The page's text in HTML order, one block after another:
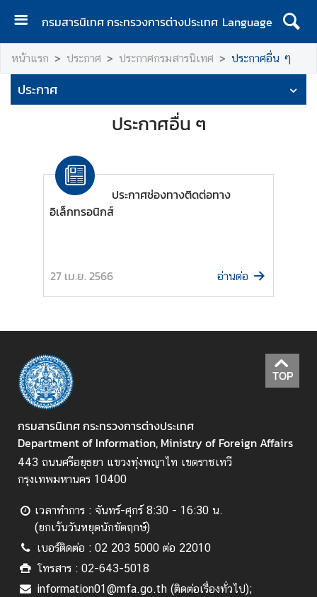
กรมสารนิเทศ กระทรวงการต่างประเทศ Language
ห
น้
แ
า
ว
ส
า
ร
แ
ล
ะ
จ
ก
ร
ร
ม
หน้าแรก ประกาศ ประกาศกรมสารนิเทศ ประกาศอื่น ๆ
ประกาศ
ประกาศอื่น ๆ
ประกาศช่องทางติดต่อทาง
อิเล็กทรอนิกส์
27 เม.ย. 2566 อ่านต่อ
TOP
กรมสารนิเทศ กระทรวงการต่างประเทศ
Department of Information, Ministry of Foreign Affairs
443 ถนนศรีอยุธยา แขวงทุ่งพญาไท เขตราชเทวี
กรุงเทพมหานคร 10400
เวลาทำการ : จันทร์-ศุกร์ 8:30 - 16:30 น.
(ยกเว้นวันหยุดนักขัตฤกษ์)
เบอร์ติดต่อ : 02 203 5000 ต่อ 22010
โทรสาร : 02-643-5018
information01@mfa.go.th (ติดต่อเรื่องทั่วไป);